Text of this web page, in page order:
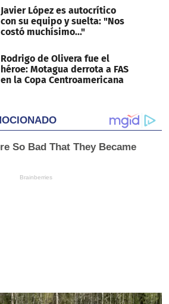
Javier López es autocrítico
con su equipo y suelta: "Nos
costó muchísimo..."
Rodrigo de Olivera fue el
héroe: Motagua derrota a FAS
en la Copa Centroamericana